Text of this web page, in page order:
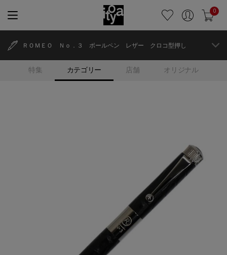
0
特集 カテゴリー 店舗 オリジナル
ＲＯＭＥＯ Ｎｏ．３ ボールペン レザー クロコ型押し